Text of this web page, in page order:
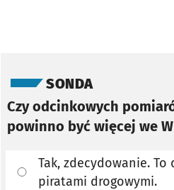
SONDA
Czy odcinkowych
powinno być więcej we
Tak, zdecydowanie.
piratami drogowymi.